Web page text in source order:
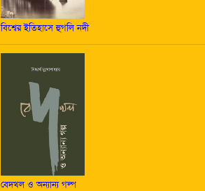
বিশ্বের ইতিহাসে হুগলি নদী
বেদখল ও অন্যান্য গল্প